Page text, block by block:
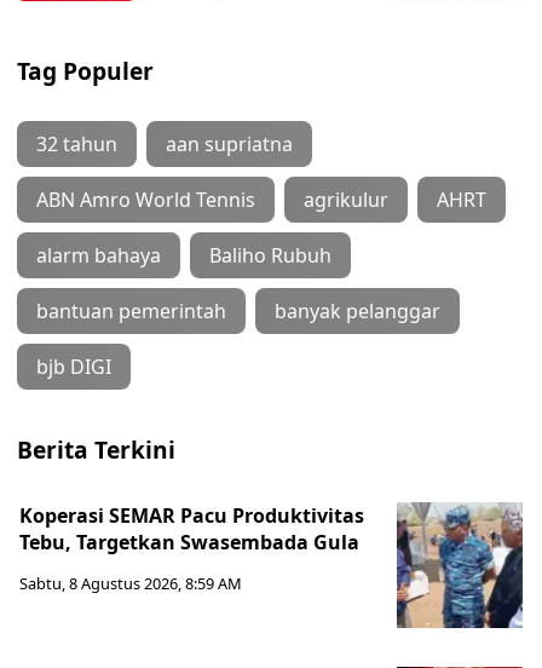
Tag Populer
32 tahun aan supriatna
ABN Amro World Tennis agrikulur AHRT
alarm bahaya Baliho Rubuh
bantuan pemerintah banyak pelanggar
bjb DIGI
Berita Terkini
Koperasi SEMAR Pacu Produktivitas
Tebu, Targetkan Swasembada Gula
Sabtu, 8 Agustus 2026, 8:59 AM